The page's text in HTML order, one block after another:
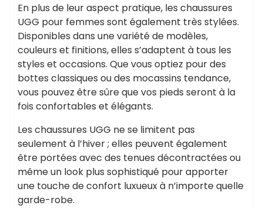
En plus de leur aspect pratique, les chaussures
UGG pour femmes sont également très stylées.
Disponibles dans une variété de modèles,
couleurs et finitions, elles s’adaptent à tous les
styles et occasions. Que vous optiez pour des
bottes classiques ou des mocassins tendance,
vous pouvez être sûre que vos pieds seront à la
fois confortables et élégants.
Les chaussures UGG ne se limitent pas
seulement à l’hiver ; elles peuvent également
être portées avec des tenues décontractées ou
même un look plus sophistiqué pour apporter
une touche de confort luxueux à n’importe quelle
garde-robe.